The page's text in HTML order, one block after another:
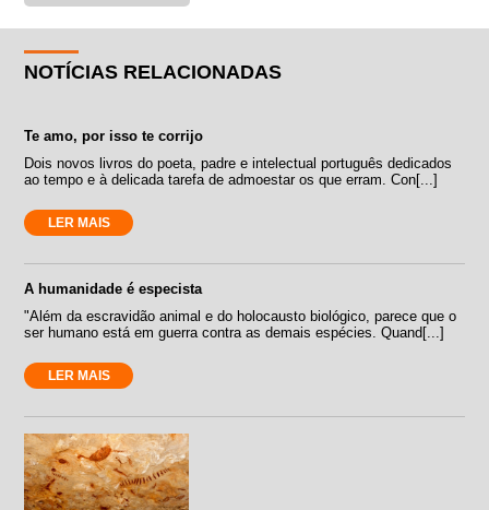
NOTÍCIAS RELACIONADAS
Te amo, por isso te corrijo
Dois novos livros do poeta, padre e intelectual português dedicados
ao tempo e à delicada tarefa de admoestar os que erram. Con[...]
LER MAIS
A humanidade é especista
"Além da escravidão animal e do holocausto biológico, parece que o
ser humano está em guerra contra as demais espécies. Quand[...]
LER MAIS